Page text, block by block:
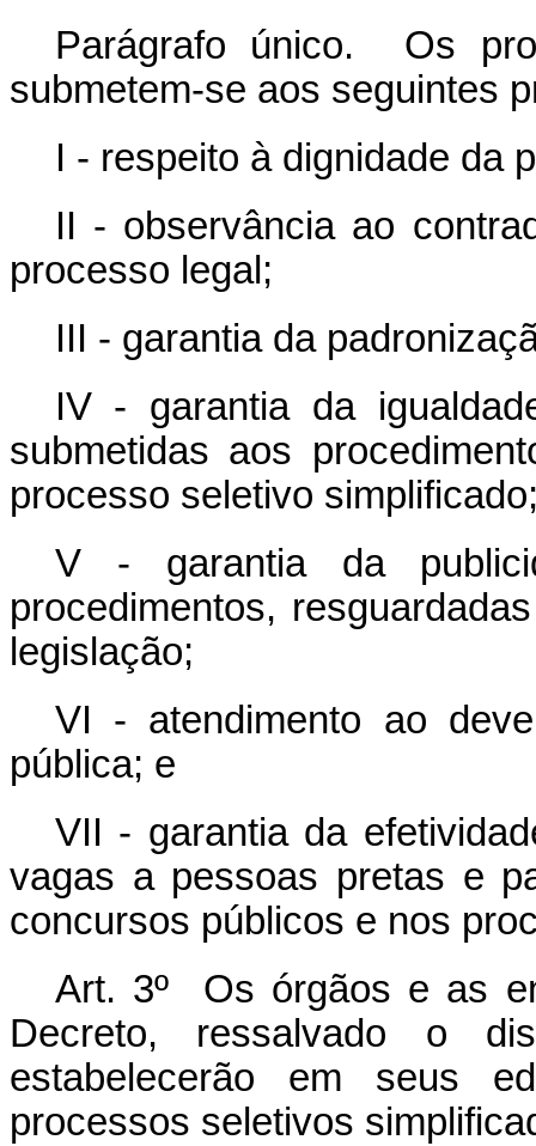
Parágrafo único. Os
submetem-se aos seguintes
I - respeito à dignidade da
II - observância ao
processo legal;
III - garantia da
IV - garantia da
submetidas aos
processo seletivo
V - garantia da
procedimentos,
legislação;
VI - atendimento ao
pública; e
VII - garantia da
vagas a pessoas pretas e
concursos públicos e nos
Art. 3º Os órgãos e as
Decreto, ressalvado o
estabelecerão em seus
processos seletivos